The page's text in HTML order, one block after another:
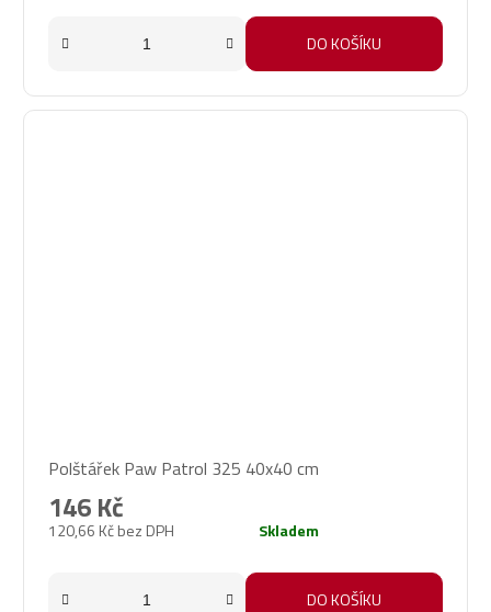
DO KOŠÍKU
Polštářek Paw Patrol 325 40x40 cm
120,66 Kč bez DPH
146 Kč
Skladem
DO KOŠÍKU